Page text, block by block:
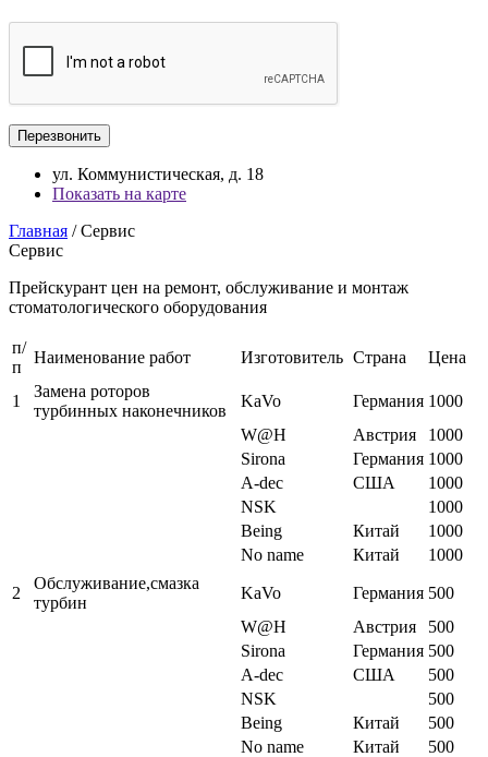
ул. Коммунистическая, д. 18
Показать на карте
Главная / Сервис
Сервис
Прейскурант цен на ремонт, обслуживание и монтаж
стоматологического оборудования
п/
п
Наименование работ Изготовитель Страна Цена
1
Замена роторов
турбинных наконечников
KaVo Германия 1000
W@H
Австрия
1000
Sirona
Германия 1000
A-dec
США
1000
NSK
1000
Being
Китай
1000
No name
Китай 1000
2
Обслуживание,смазка
турбин
KaVo Германия 500
W@H
Австрия
500
Sirona
Германия 500
A-dec
США
500
NSK
500
Being
Китай
500
No name
Китай
500